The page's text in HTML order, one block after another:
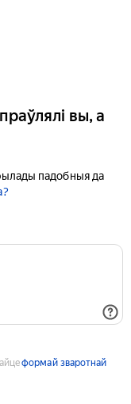
вы, а
падобныя да
формай зваротнай